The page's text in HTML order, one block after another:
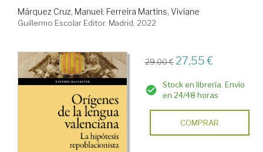
Márquez Cruz, Manuel; Ferreira Martins, Viviane
Guillermo Escolar Editor. Madrid, 2022
29,00 € 27,55 €
Stock en librería. Envío
en 24/48 horas
COMPRAR